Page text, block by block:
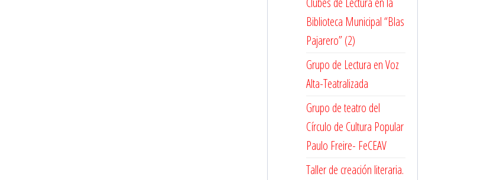
Biblioteca Municipal “Blas
Pajarero” (2)
Grupo de Lectura en Voz
Alta-Teatralizada
Grupo de teatro del
Círculo de Cultura Popular
Paulo Freire- FeCEAV
Taller de creación literaria.